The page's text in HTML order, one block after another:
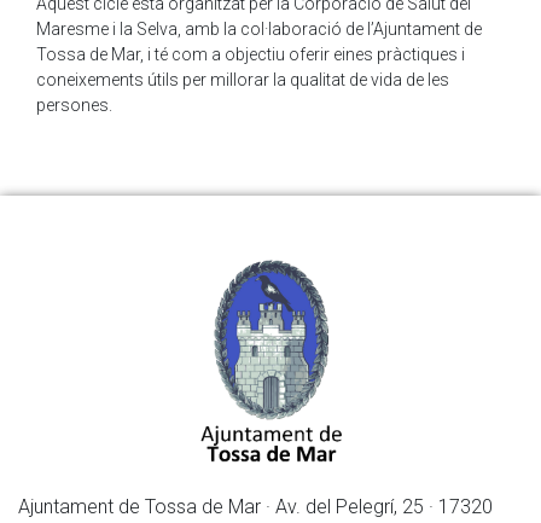
Maresme i la Selva, amb la col·laboració de l’Ajuntament de
Tossa de Mar, i té com a objectiu oferir eines pràctiques i
coneixements útils per millorar la qualitat de vida de les
persones.
Ajuntament de Tossa de Mar · Av. del Pelegrí, 25 · 17320